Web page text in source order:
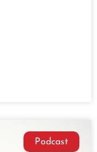
Podcast